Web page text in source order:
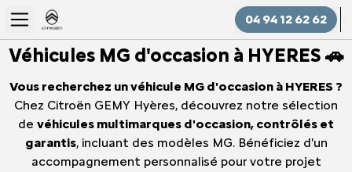
04 94 12 62 62
Véhicules MG d'occasion à HYERES 🚗
Vous recherchez un véhicule MG d'occasion à HYERES ?
Chez Citroën GEMY Hyères, découvrez notre sélection
de véhicules multimarques d'occasion, contrôlés et
garantis, incluant des modèles MG. Bénéficiez d'un
accompagnement personnalisé pour votre projet